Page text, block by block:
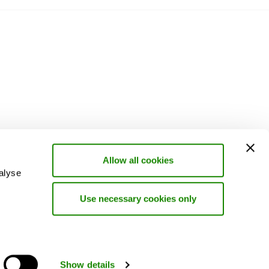
Show details
Allow all cookies
Use necessary cookies only